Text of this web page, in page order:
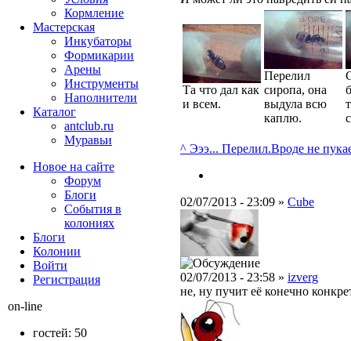
Та что дал как
и всем.
Перелил
сиропа, она
выдула всю
каплю.
^ Эээ... Перелил.Вроде не
02/07/2013 - 23:09 » Cube
02/07/2013 - 23:58 » izverg
не, ну пучит её конечно
Кормление
Мастерская
Инкубаторы
Формикарии
Арены
Инструменты
Наполнители
Каталог
antclub.ru
Муравьи
Новое на сайте
Форум
Блоги
События в
колониях
Блоги
Колонии
Войти
Peгиcтpaция
on-line
гостей: 50